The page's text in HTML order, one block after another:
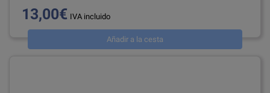
13,00€ IVA incluido
Añadir a la cesta